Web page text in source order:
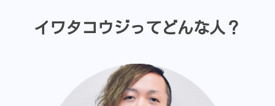
イワタコウジってどんな人？